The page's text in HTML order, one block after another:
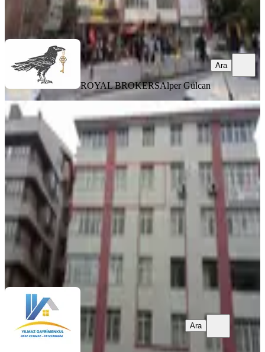
ROYAL BROKERSAlper Gülcan
ROYAL BROKERSAlper Gülcan
Ara
MANZARALI
Kızılay Sağlık 1 De Yapılı Asansörlü
2+1
Çankaya, Sağlık Mahallesi
2+1·110 m² 4. Kat
Yılmaz Emlak Yusuf Yılmaz
Ara